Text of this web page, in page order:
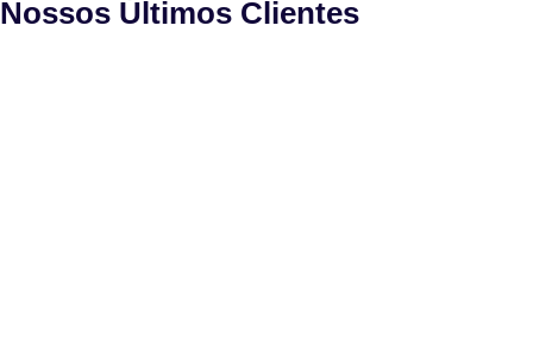
Nossos Últimos Clientes